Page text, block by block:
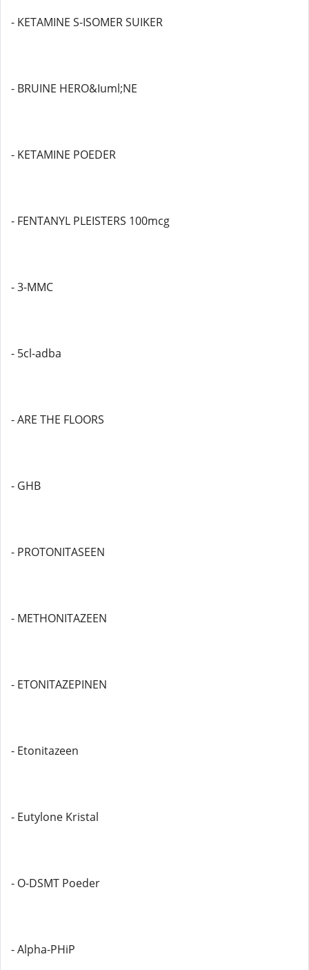
- KETAMINE S-ISOMER SUIKER
- BRUINE HERO&Iuml;NE
- KETAMINE POEDER
- FENTANYL PLEISTERS 100mcg
- 3-MMC
- 5cl-adba
- ARE THE FLOORS
- GHB
- PROTONITASEEN
- METHONITAZEEN
- ETONITAZEPINEN
- Etonitazeen
- Eutylone Kristal
- O-DSMT Poeder
- Alpha-PHiP